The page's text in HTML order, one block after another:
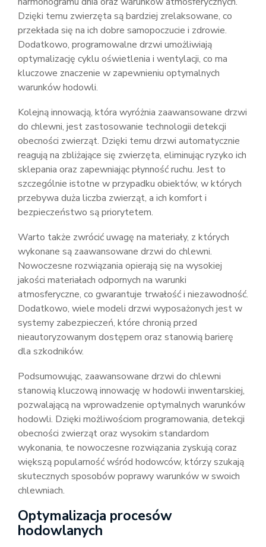
Dzięki temu zwierzęta są bardziej zrelaksowane, co
przekłada się na ich dobre samopoczucie i zdrowie.
Dodatkowo, programowalne drzwi umożliwiają
optymalizację cyklu oświetlenia i wentylacji, co ma
kluczowe znaczenie w zapewnieniu optymalnych
warunków hodowli.
Kolejną innowacją, która wyróżnia zaawansowane drzwi
do chlewni, jest zastosowanie technologii detekcji
obecności zwierząt. Dzięki temu drzwi automatycznie
reagują na zbliżające się zwierzęta, eliminując ryzyko ich
sklepania oraz zapewniając płynność ruchu. Jest to
szczególnie istotne w przypadku obiektów, w których
przebywa duża liczba zwierząt, a ich komfort i
bezpieczeństwo są priorytetem.
Warto także zwrócić uwagę na materiały, z których
wykonane są zaawansowane drzwi do chlewni.
Nowoczesne rozwiązania opierają się na wysokiej
jakości materiałach odpornych na warunki
atmosferyczne, co gwarantuje trwałość i niezawodność.
Dodatkowo, wiele modeli drzwi wyposażonych jest w
systemy zabezpieczeń, które chronią przed
nieautoryzowanym dostępem oraz stanowią barierę
dla szkodników.
Podsumowując, zaawansowane drzwi do chlewni
stanowią kluczową innowację w hodowli inwentarskiej,
pozwalającą na wprowadzenie optymalnych warunków
hodowli. Dzięki możliwościom programowania, detekcji
obecności zwierząt oraz wysokim standardom
wykonania, te nowoczesne rozwiązania zyskują coraz
większą popularność wśród hodowców, którzy szukają
skutecznych sposobów poprawy warunków w swoich
chlewniach.
Optymalizacja procesów
hodowlanych